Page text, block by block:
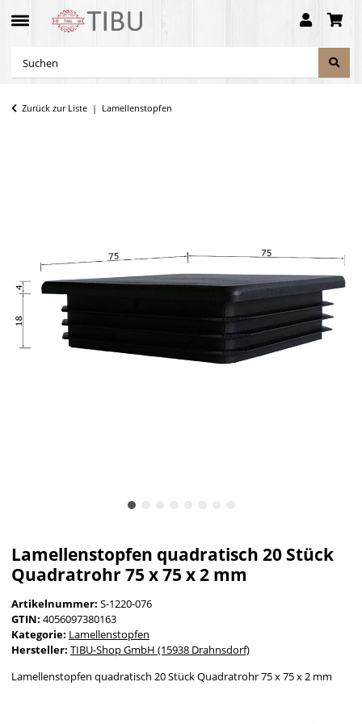
Zurück zur Liste Lamellenstopfen
Lamellenstopfen quadratisch 20 Stück
Quadratrohr 75 x 75 x 2 mm
Artikelnummer: S-1220-076
GTIN: 4056097380163
Kategorie: Lamellenstopfen
Hersteller: TIBU-Shop GmbH (15938 Drahnsdorf)
Lamellenstopfen quadratisch 20 Stück Quadratrohr 75 x 75 x 2 mm